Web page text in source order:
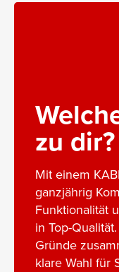
zu dir?
Mit einem
ganzjährig
Funktionalität
in Top-
Gründe
klare Wahl für